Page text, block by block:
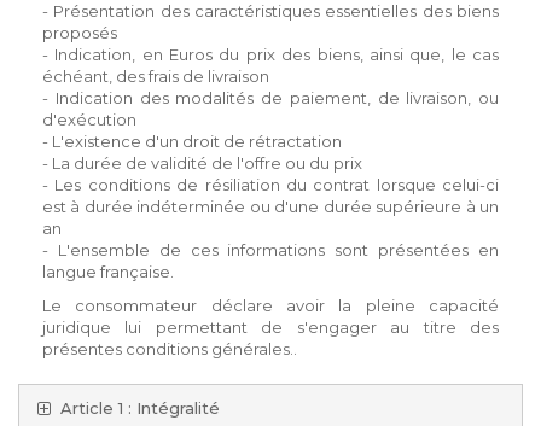
- Présentation des caractéristiques essentielles des biens
proposés
- Indication, en Euros du prix des biens, ainsi que, le cas
échéant, des frais de livraison
- Indication des modalités de paiement, de livraison, ou
d'exécution
- L'existence d'un droit de rétractation
- La durée de validité de l'offre ou du prix
- Les conditions de résiliation du contrat lorsque celui-ci
est à durée indéterminée ou d'une durée supérieure à un
an
- L'ensemble de ces informations sont présentées en
langue française.
Le consommateur déclare avoir la pleine capacité
juridique lui permettant de s'engager au titre des
présentes conditions générales..
Article 1 : Intégralité